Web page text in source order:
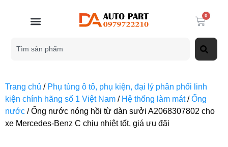
0
Trang chủ / Phụ tùng ô tô, phụ kiện, đại lý phân phối linh
kiện chính hãng số 1 Việt Nam / Hệ thống làm mát/Ống
nước / Ống nước nóng hồi từ dàn sưởi A2068307802 cho
xe Mercedes-Benz C chịu nhiệt tốt, giá ưu đãi